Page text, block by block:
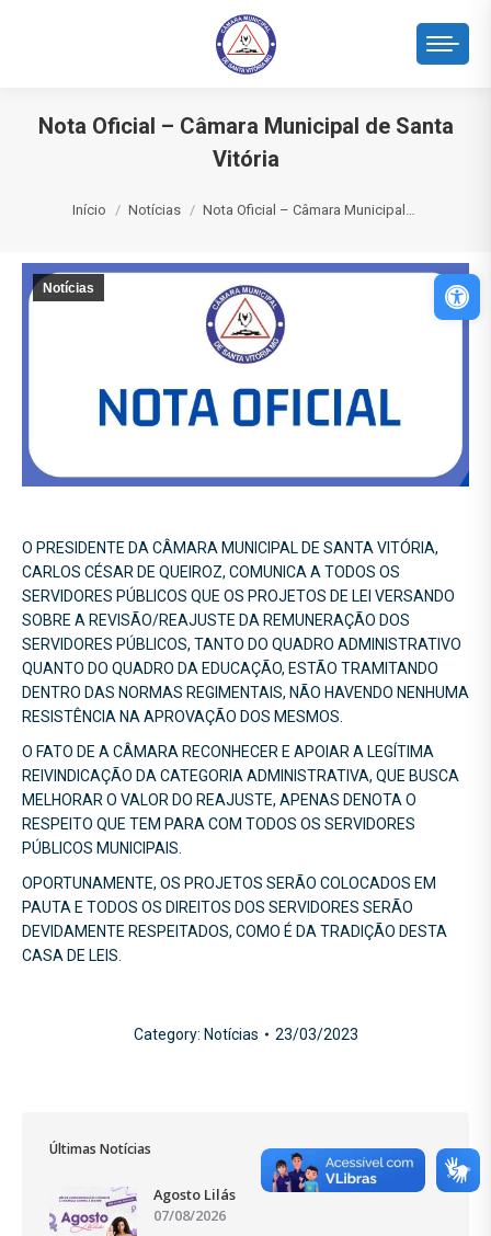
Nota Oficial – Câmara Municipal de Santa
Vitória
Início Notícias Nota Oficial – Câmara Municipal…
Notícias
O PRESIDENTE DA CÂMARA MUNICIPAL DE SANTA VITÓRIA,
CARLOS CÉSAR DE QUEIROZ, COMUNICA A TODOS OS
SERVIDORES PÚBLICOS QUE OS PROJETOS DE LEI VERSANDO
SOBRE A REVISÃO/REAJUSTE DA REMUNERAÇÃO DOS
SERVIDORES PÚBLICOS, TANTO DO QUADRO ADMINISTRATIVO
QUANTO DO QUADRO DA EDUCAÇÃO, ESTÃO TRAMITANDO
DENTRO DAS NORMAS REGIMENTAIS, NÃO HAVENDO NENHUMA
RESISTÊNCIA NA APROVAÇÃO DOS MESMOS.
O FATO DE A CÂMARA RECONHECER E APOIAR A LEGÍTIMA
REIVINDICAÇÃO DA CATEGORIA ADMINISTRATIVA, QUE BUSCA
MELHORAR O VALOR DO REAJUSTE, APENAS DENOTA O
RESPEITO QUE TEM PARA COM TODOS OS SERVIDORES
PÚBLICOS MUNICIPAIS.
OPORTUNAMENTE, OS PROJETOS SERÃO COLOCADOS EM
PAUTA E TODOS OS DIREITOS DOS SERVIDORES SERÃO
DEVIDAMENTE RESPEITADOS, COMO É DA TRADIÇÃO DESTA
CASA DE LEIS.
Category: Notícias 23/03/2023
Últimas Notícias
Agosto Lilás
07/08/2026